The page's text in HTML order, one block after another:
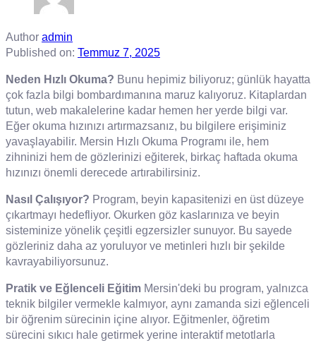
Author admin
Published on: Temmuz 7, 2025
Neden Hızlı Okuma? Bunu hepimiz biliyoruz; günlük hayatta
çok fazla bilgi bombardımanına maruz kalıyoruz. Kitaplardan
tutun, web makalelerine kadar hemen her yerde bilgi var.
Eğer okuma hızınızı artırmazsanız, bu bilgilere erişiminiz
yavaşlayabilir. Mersin Hızlı Okuma Programı ile, hem
zihninizi hem de gözlerinizi eğiterek, birkaç haftada okuma
hızınızı önemli derecede artırabilirsiniz.
Nasıl Çalışıyor? Program, beyin kapasitenizi en üst düzeye
çıkartmayı hedefliyor. Okurken göz kaslarınıza ve beyin
sisteminize yönelik çeşitli egzersizler sunuyor. Bu sayede
gözleriniz daha az yoruluyor ve metinleri hızlı bir şekilde
kavrayabiliyorsunuz.
Pratik ve Eğlenceli Eğitim Mersin'deki bu program, yalnızca
teknik bilgiler vermekle kalmıyor, aynı zamanda sizi eğlenceli
bir öğrenim sürecinin içine alıyor. Eğitmenler, öğretim
sürecini sıkıcı hale getirmek yerine interaktif metotlarla